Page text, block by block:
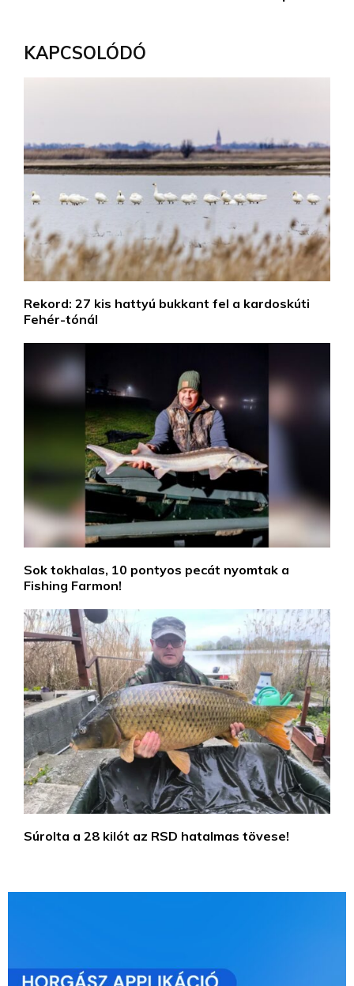
KAPCSOLÓDÓ
Rekord: 27 kis hattyú bukkant fel a kardoskúti
Fehér-tónál
Sok tokhalas, 10 pontyos pecát nyomtak a
Fishing Farmon!
Súrolta a 28 kilót az RSD hatalmas tövese!